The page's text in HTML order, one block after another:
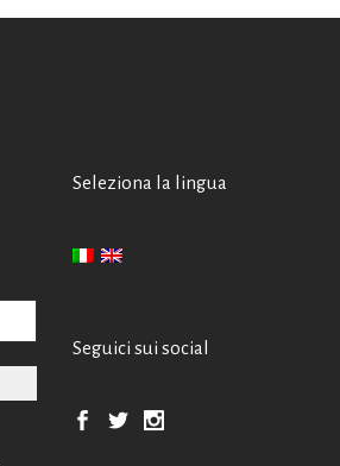
Seleziona la lingua
Seguici sui social